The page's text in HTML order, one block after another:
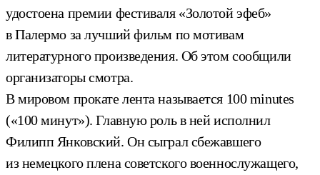
удостоена премии фестиваля «Золотой эфеб»
в Палермо за лучший фильм по мотивам
литературного произведения. Об этом сообщили
организаторы смотра.
В мировом прокате лента называется 100 minutes
(«100 минут»). Главную роль в ней исполнил
Филипп Янковский. Он сыграл сбежавшего
из немецкого плена советского военнослужащего,